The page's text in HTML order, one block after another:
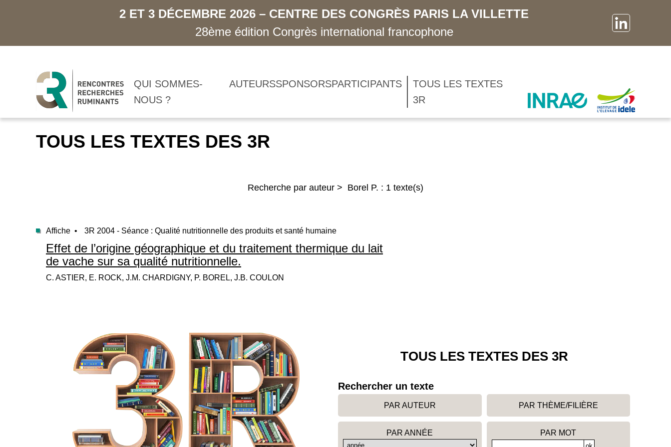
2 ET 3 DÉCEMBRE 2026 – CENTRE DES CONGRÈS PARIS LA VILLETTE
28ème édition Congrès international francophone
QUI SOMMES-
NOUS ?
AUTEURSSPONSORSPARTICIPANTS
TOUS LES TEXTES
3R
TOUS LES TEXTES DES 3R
Recherche par auteur > Borel P. : 1 texte(s)
Affiche • 3R 2004 - Séance : Qualité nutritionnelle des produits et santé humaine
Effet de l’origine géographique et du traitement thermique du lait
de vache sur sa qualité nutritionnelle.
C. ASTIER, E. ROCK, J.M. CHARDIGNY, P. BOREL, J.B. COULON
TOUS LES TEXTES DES 3R
Rechercher un texte
PAR AUTEUR PAR THÈME/FILIÈRE
PAR ANNÉE PAR MOT